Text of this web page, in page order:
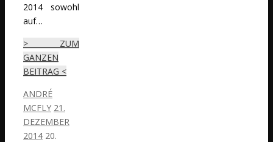
2014 sowohl
auf…
> ZUM
GANZEN
BEITRAG <
ANDRÉ
MCFLY 21.
DEZEMBER
2014 20.